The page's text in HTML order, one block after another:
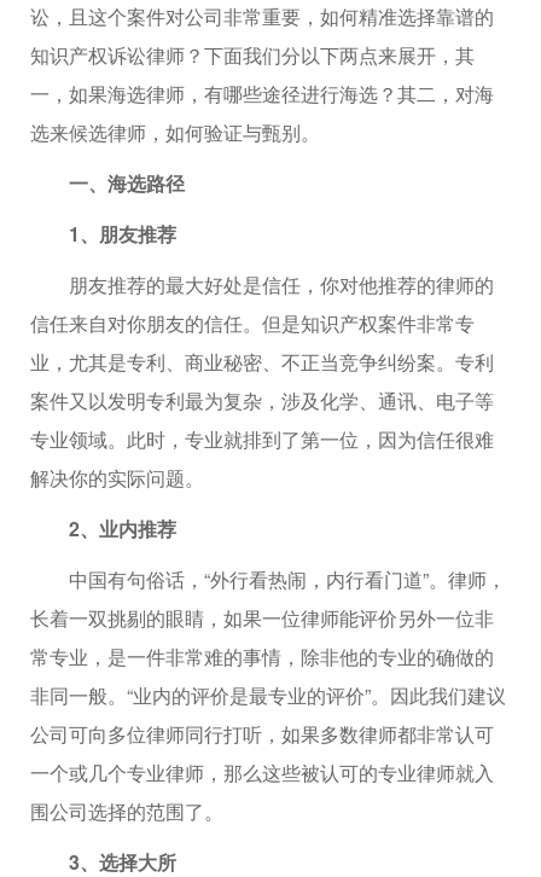
讼，且这个案件对公司非常重要，如何精准选择靠谱的
知识产权诉讼律师？下面我们分以下两点来展开，其
一，如果海选律师，有哪些途径进行海选？其二，对海
选来候选律师，如何验证与甄别。
一、海选路径
1、朋友推荐
朋友推荐的最大好处是信任，你对他推荐的律师的
信任来自对你朋友的信任。但是知识产权案件非常专
业，尤其是专利、商业秘密、不正当竞争纠纷案。专利
案件又以发明专利最为复杂，涉及化学、通讯、电子等
专业领域。此时，专业就排到了第一位，因为信任很难
解决你的实际问题。
2、业内推荐
中国有句俗话，“外行看热闹，内行看门道”。律师，
长着一双挑剔的眼睛，如果一位律师能评价另外一位非
常专业，是一件非常难的事情，除非他的专业的确做的
非同一般。“业内的评价是最专业的评价”。因此我们建议
公司可向多位律师同行打听，如果多数律师都非常认可
一个或几个专业律师，那么这些被认可的专业律师就入
围公司选择的范围了。
3、选择大所